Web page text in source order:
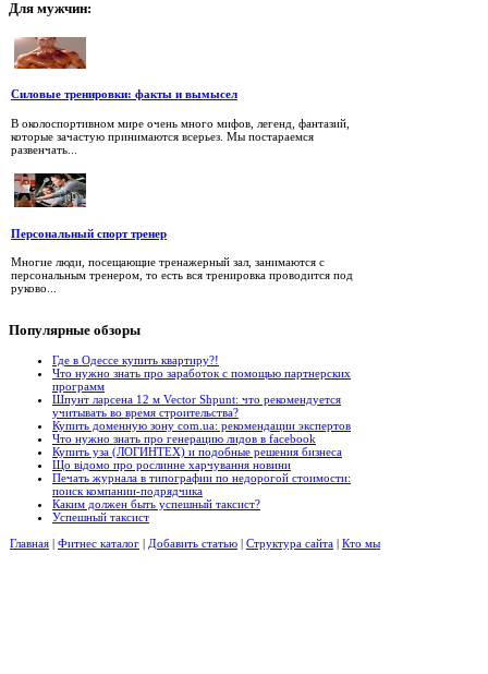
Для мужчин:
Силовые тренировки: факты и вымысел
В околоспортивном мире очень много мифов, легенд, фантазий,
которые зачастую принимаются всерьез. Мы постараемся
развенчать...
Персональный спорт тренер
Многие люди, посещающие тренажерный зал, занимаются с
персональным тренером, то есть вся тренировка проводится под
руково...
Популярные обзоры
Где в Одессе купить квартиру?!
Что нужно знать про заработок с помощью партнерских
программ
Шпунт ларсена 12 м Vector Shpunt: что рекомендуется
учитывать во время строительства?
Купить доменную зону com.ua: рекомендации экспертов
Что нужно знать про генерацию лидов в facebook
Купить уза (ЛОГИНТЕХ) и подобные решения бизнеса
Що відомо про рослинне харчування новини
Печать журнала в типографии по недорогой стоимости:
поиск компании-подрядчика
Каким должен быть успешный таксист?
Успешный таксист
Главная | Фитнес каталог | Добавить статью | Структура сайта | Кто мы